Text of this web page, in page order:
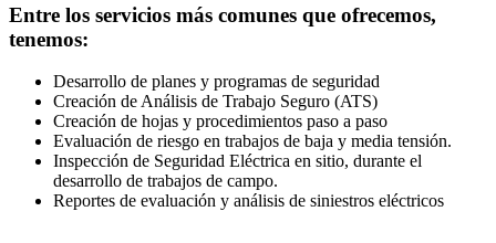
Entre los servicios más comunes que ofrecemos,
tenemos:
Desarrollo de planes y programas de seguridad
Creación de Análisis de Trabajo Seguro (ATS)
Creación de hojas y procedimientos paso a paso
Evaluación de riesgo en trabajos de baja y media tensión.
Inspección de Seguridad Eléctrica en sitio, durante el
desarrollo de trabajos de campo.
Reportes de evaluación y análisis de siniestros eléctricos